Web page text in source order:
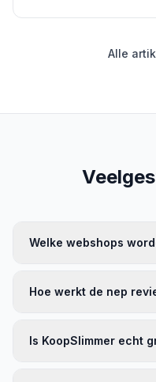
Alle
Welke webshops
Hoe werkt de nep
Is KoopSlimmer echt